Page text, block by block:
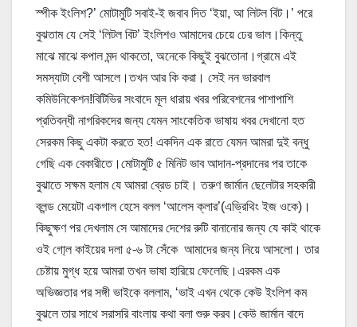
স্পীক ইংলিশ?’ মোটামুটি সবাই-ই জবাব দিত ‘ইয়া, আ লিটল বিট।’ পরে
বুঝতাম যে সেই ‘লিটল বিট’ ইংলিশও আমাদের চেয়ে ঢের ভাল।কিন্তু
মাঝে মাঝে কপাল মন্দ থাকতো, অনেকে কিছুই বুঝতোনা।গ্রামে এই
সমস্যাটা বেশী আসলে।তখন আর কি করা। সেই নন ভারবাল
কমিউনিকেশন!বিটিভির সংবাদে মূল ধারায় খবর পরিবেশনের পাশাপাশি
প্রতিবন্ধী নাগরিকদের জন্য যেমন সাংকেতিক ভাষায় খবর দেখানো হত
সেরকম কিছু একটা করতে হত! একদিন এক রাতে যেমন আমরা দুই বন্ধু
গেছি এক বেকারীতে।মোটামুটি ৫ মিনিট ভাব আদান-প্রদানের পর তাকে
বুঝাতে সক্ষম হলাম যে আমরা ব্রেড চাই। তরুণ জার্মান ছেলেটার সহকারী
ব্লন্ড মেয়েটা একগাল হেসে বলল ‘আলেস ক্লার’(এভ্রিথিং ইজ ওকে)।
কিছুক্ষণ পর দেখলাম সে আমাদের দেশের রুটি বানানোর জন্য যে কাই থাকে
ওই গো্ল কাইয়ের দলা ৫-৬ টা সেঁকে আমাদের জন্য নিয়ে আসলো। তার
চেষ্টায় মুগ্ধ হয়ে আমরা তখন ভাষা হারিয়ে ফেলেছি।এরকম এক
অভিজ্ঞতার পর সঙ্গী ভাইকে বললাম, ‘ভাই এখন থেকে কেউ ইংলিশ কম
বুঝলে তার সাথে সরাসরি বাংলায় কথা বলা শুরু করব।কেউ জার্মান বাদে